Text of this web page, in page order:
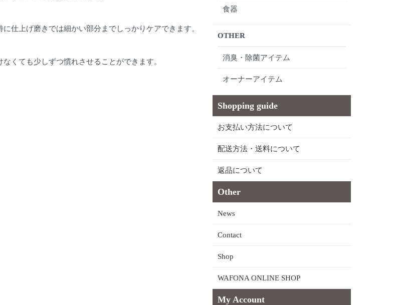
仕上げ磨きでは細かい部分までしっかりケアできます。
くても少しずつ慣れさせることができます。
食器
OTHER
消臭・除菌アイテム
オーナーアイテム
Shopping guide
お支払い方法について
配送方法・送料について
返品について
Other
News
Contact
Shop
WAFONA ONLINE SHOP
My Account